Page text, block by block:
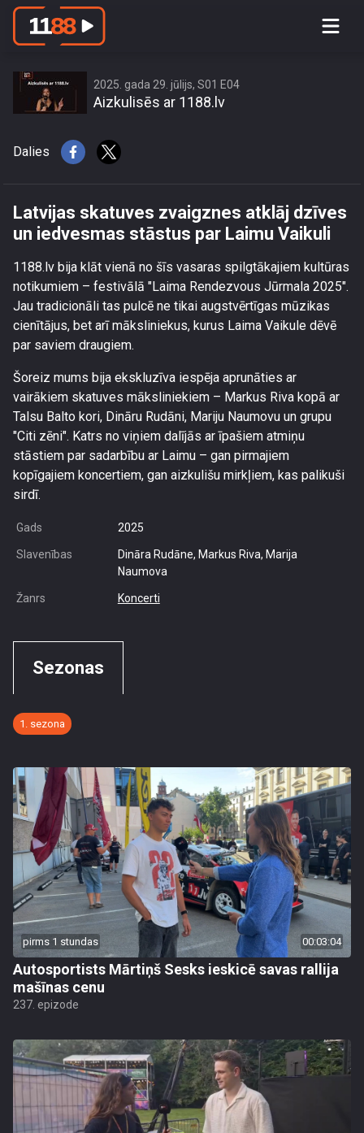
Latvijas skatuves zvaigznes atklāj
2025. gada 29. jūlijs, S01 E04
Aizkulisēs ar 1188.lv
Dalies
Latvijas skatuves zvaigznes atklāj dzīves
un iedvesmas stāstus par Laimu Vaikuli
1188.lv bija klāt vienā no šīs vasaras spilgtākajiem kultūras
notikumiem – festivālā "Laima Rendezvous Jūrmala 2025".
Jau tradicionāli tas pulcē ne tikai augstvērtīgas mūzikas
cienītājus, bet arī māksliniekus, kurus Laima Vaikule dēvē
par saviem draugiem.
Šoreiz mums bija ekskluzīva iespēja aprunāties ar
vairākiem skatuves māksliniekiem – Markus Riva kopā ar
Talsu Balto kori, Dināru Rudāni, Mariju Naumovu un grupu
"Citi zēni". Katrs no viņiem dalījās ar īpašiem atmiņu
stāstiem par sadarbību ar Laimu – gan pirmajiem
kopīgajiem koncertiem, gan aizkulišu mirkļiem, kas palikuši
sirdī.
Gads 2025
Slavenības
Dināra Rudāne, Markus Riva, Marija
Naumova
Žanrs Koncerti
Sezonas
1. sezona
pirms 1 stundas 00:03:04
Autosportists Mārtiņš Sesks ieskicē savas rallija
mašīnas cenu
237. epizode